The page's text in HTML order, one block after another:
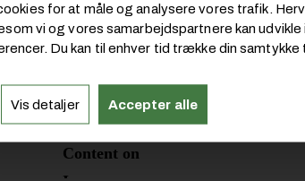
for at måle og analysere vores trafik.
vi og vores samarbejdspartnere kan
Du kan til enhver tid trække din samtykke
Vis detaljer Accepter alle